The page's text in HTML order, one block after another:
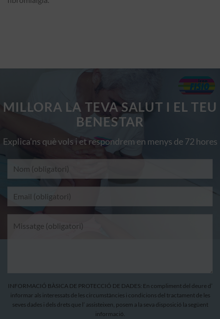
MILLORA LA TEVA SALUT I EL TEU
BENESTAR
Explica’ns què vols i et respondrem en menys de 72 hores
INFORMACIÓ BÀSICA DE PROTECCIÓ DE DADES: En compliment del deure d’
informar als interessats de les circumstàncies i condicions del tractament de les
seves dades i dels drets que l’ assisteixen, posem a la seva disposició la següent
informació.